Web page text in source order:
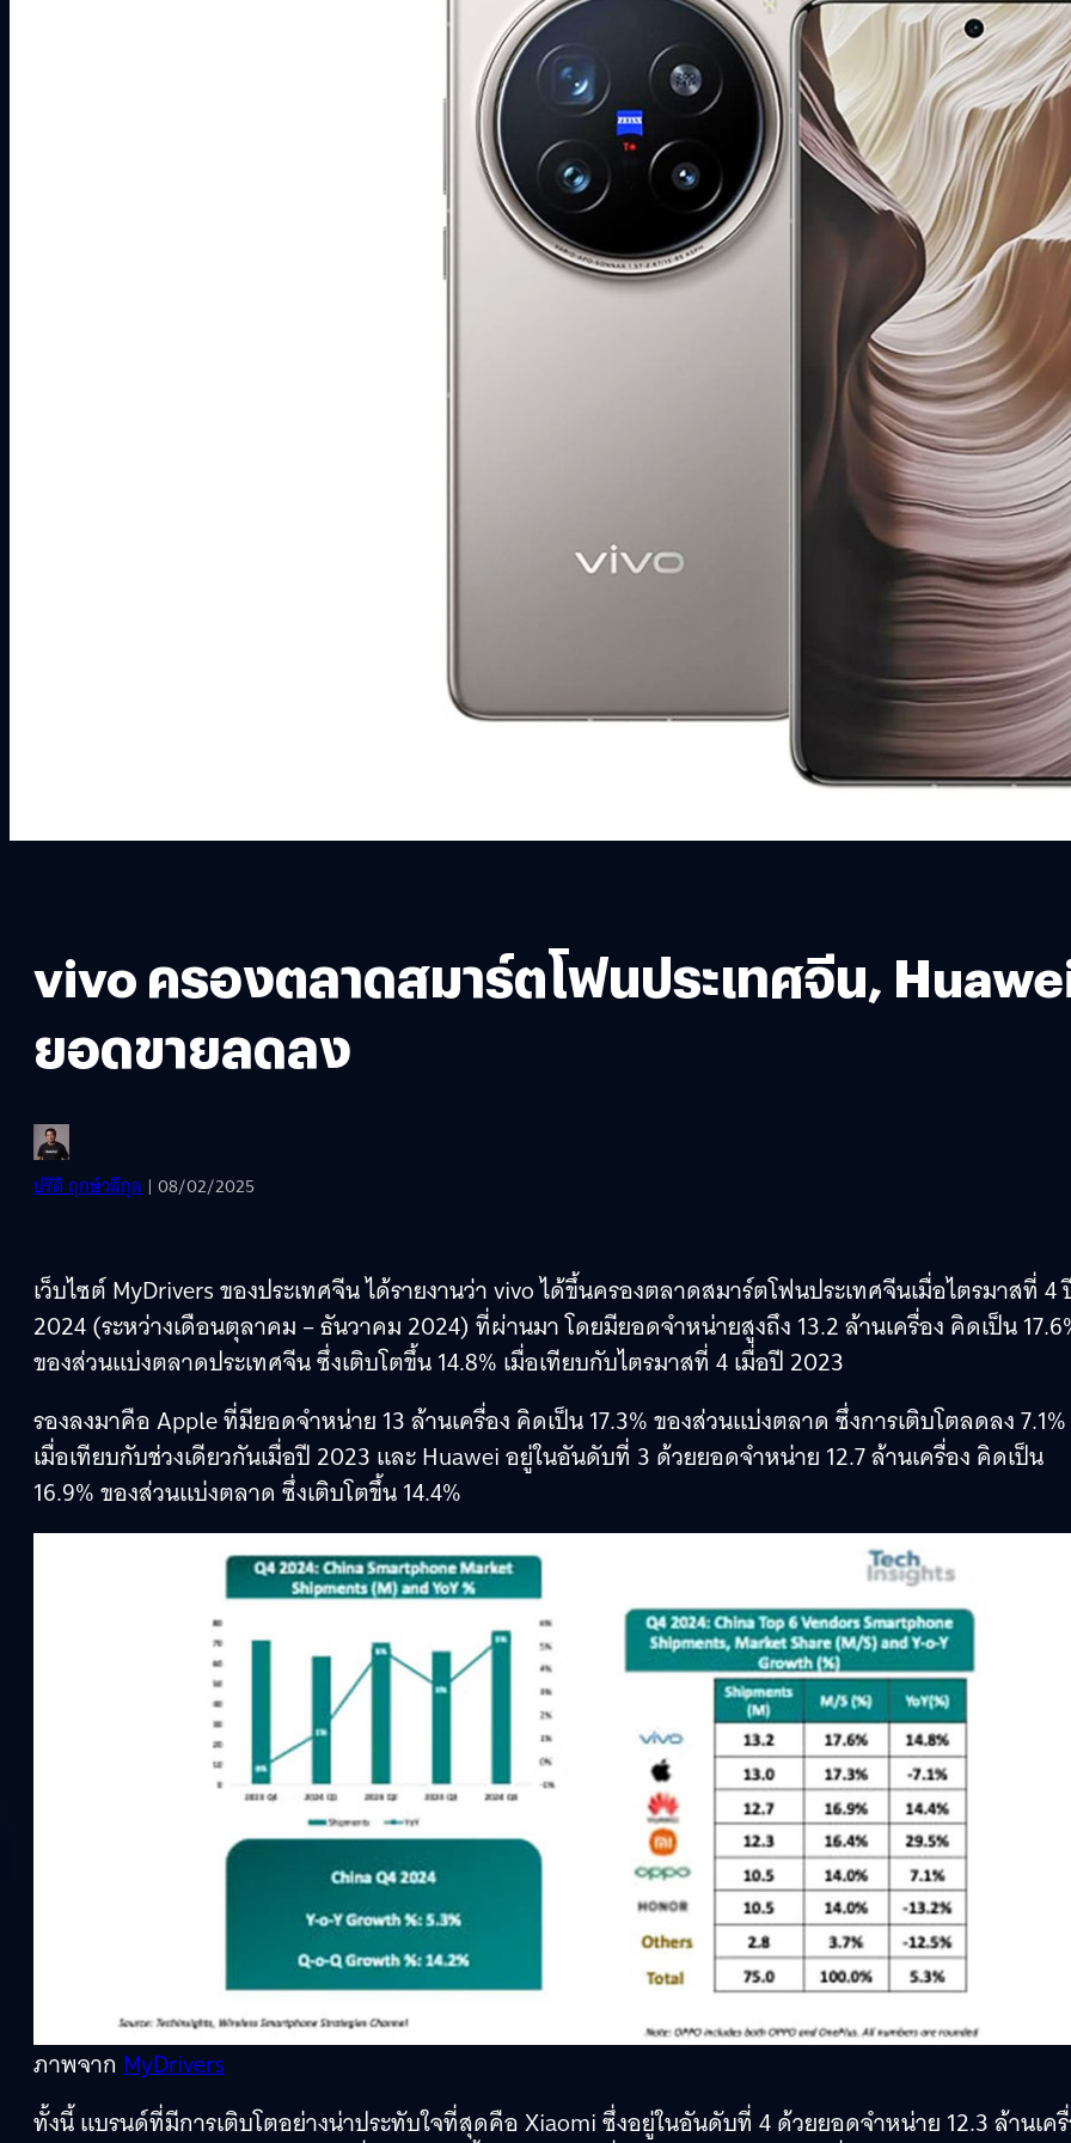
vivo ครองตลาดสมาร์ตโฟนประเทศจีน,
ยอดขายลดลง
ปรีดี ฤกษ์วลีกุล | 08/02/2025
เว็บไซต์ MyDrivers ของประเทศจีน ได้รายงานว่า vivo ได้ขึ้นครองตลาดสมาร์ตโฟนประเทศจีนเมื่อไตรมาสที่ 4
2024 (ระหว่างเดือนตุลาคม – ธันวาคม 2024) ที่ผ่านมา โดยมียอดจำหน่ายสูงถึง 13.2 ล้านเครื่อง คิดเป็น
ของส่วนแบ่งตลาดประเทศจีน ซึ่งเติบโตขึ้น 14.8% เมื่อเทียบกับไตรมาสที่ 4 เมื่อปี 2023
รองลงมาคือ Apple ที่มียอดจำหน่าย 13 ล้านเครื่อง คิดเป็น 17.3% ของส่วนแบ่งตลาด ซึ่งการเติบโตลดลง 7.1%
เมื่อเทียบกับช่วงเดียวกันเมื่อปี 2023 และ Huawei อยู่ในอันดับที่ 3 ด้วยยอดจำหน่าย 12.7 ล้านเครื่อง คิดเป็น
16.9% ของส่วนแบ่งตลาด ซึ่งเติบโตขึ้น 14.4%
ภาพจาก MyDrivers
ทั้งนี้ แบรนด์ที่มีการเติบโตอย่างน่าประทับใจที่สุดคือ Xiaomi ซึ่งอยู่ในอันดับที่ 4 ด้วยยอดจำหน่าย 12.3 ล้านเค